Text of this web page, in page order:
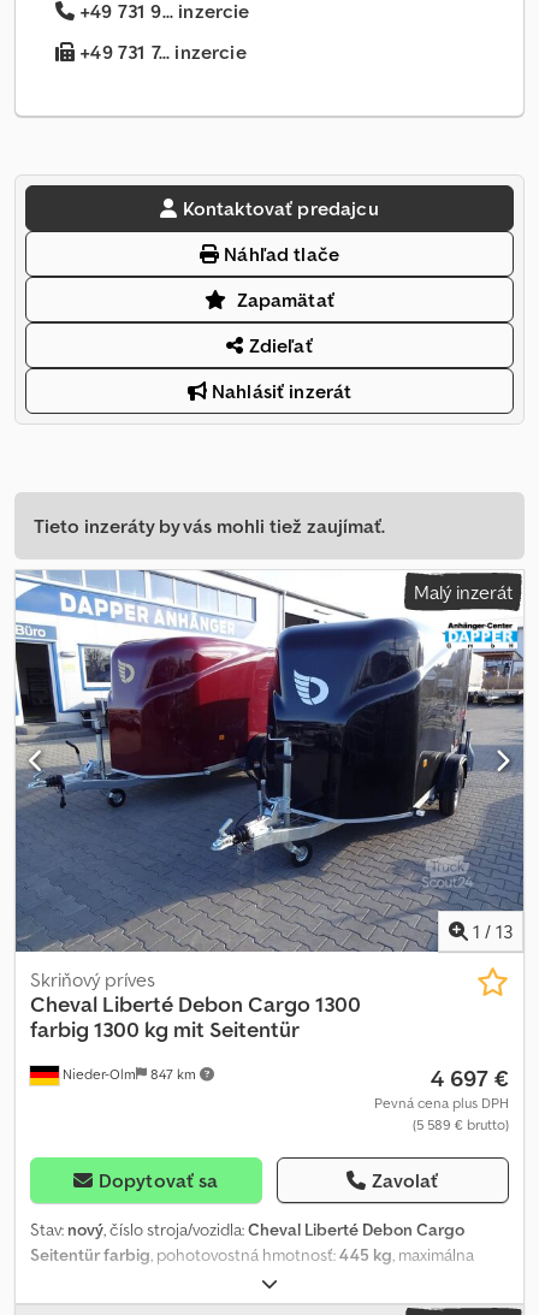
+49 731 9... inzercie
+49 731 7... inzercie
Kontaktovať predajcu
Náhľad tlače
Zapamätať
Zdieľať
Nahlásiť inzerát
Tieto inzeráty by vás mohli tiež zaujímať.
Malý inzerát
1 / 13
Nieder-Olm 847 km
Skriňový príves
Cheval Liberté Debon Cargo 1300
farbig 1300 kg mit Seitentür
4 697 €
Pevná cena plus DPH
(5 589 € brutto)
Dopytovať sa Zavolať
Stav: nový, číslo stroja/vozidla:Cheval Liberté Debon Cargo
Seitentür farbig , pohotovostná hmotnosť:445 kg , maximálna
, celková hmotnosť:
konfigurácia náprav:1 náprava, povolené zaťaženie nápravy